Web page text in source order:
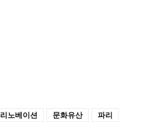
리노베이션 문화유산 파리